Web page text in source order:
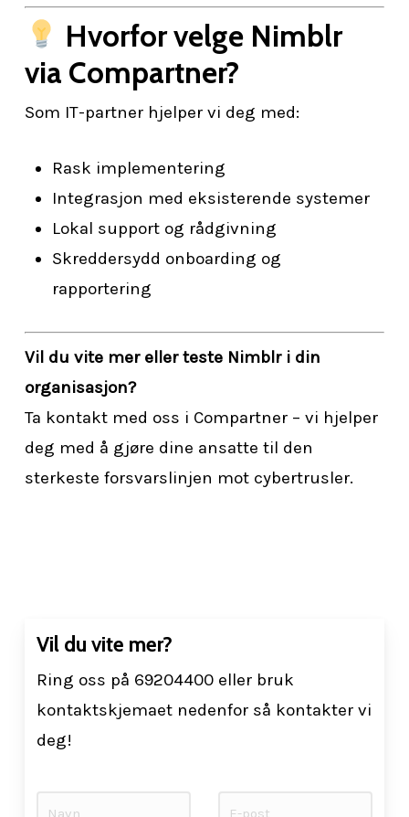
Hvorfor velge Nimblr
via Compartner?
Som IT-partner hjelper vi deg med:
Rask implementering
Integrasjon med eksisterende systemer
Lokal support og rådgivning
Skreddersydd onboarding og
rapportering
Vil du vite mer eller teste Nimblr i din
organisasjon?
Ta kontakt med oss i Compartner – vi hjelper
deg med å gjøre dine ansatte til den
sterkeste forsvarslinjen mot cybertrusler.
Vil du vite mer?
Ring oss på 69204400 eller bruk
kontaktskjemaet nedenfor så kontakter vi
deg!